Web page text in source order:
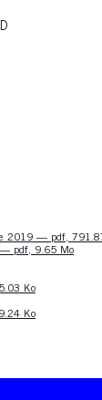
2019 — pdf,
pdf, 9.65 Mo
Ko
Ko